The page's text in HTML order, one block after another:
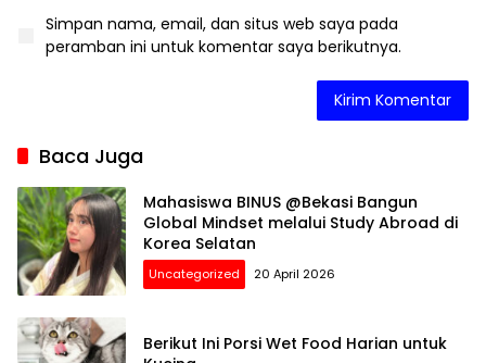
Simpan nama, email, dan situs web saya pada
peramban ini untuk komentar saya berikutnya.
Baca Juga
Mahasiswa BINUS @Bekasi Bangun
Global Mindset melalui Study Abroad di
Korea Selatan
Uncategorized 20 April 2026
Berikut Ini Porsi Wet Food Harian untuk